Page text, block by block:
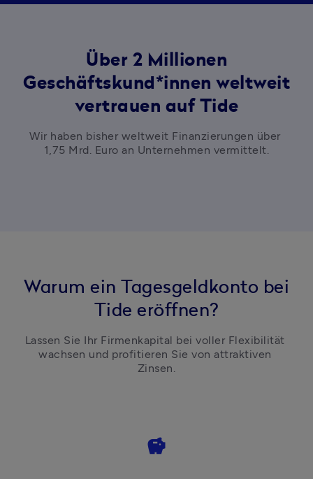
Über 2 Millionen
Geschäftskund*innen weltweit
vertrauen auf Tide
Wir haben bisher weltweit Finanzierungen über
1,75 Mrd. Euro an Unternehmen vermittelt.
Warum ein Tagesgeldkonto bei
Tide eröffnen?
Lassen Sie Ihr Firmenkapital bei voller Flexibilität
wachsen und profitieren Sie von attraktiven
Zinsen.
savings